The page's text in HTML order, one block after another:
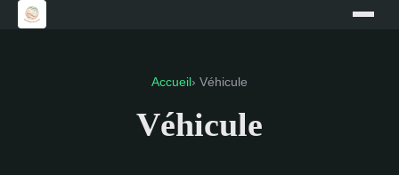
Accueil › Véhicule
Véhicule